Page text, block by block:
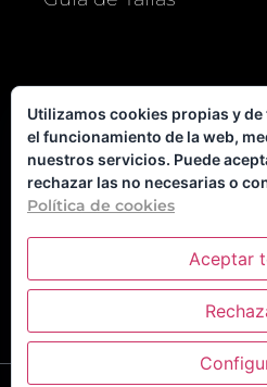
MI CUENTA
Usuario o e-mail
Contraseña
Recuérdame
¿Olvidó su contraseña?
Utilizamos cookies propias y
el funcionamiento de la web,
nuestros servicios. Puede
rechazar las no necesarias o
Política de cookies
Aceptar